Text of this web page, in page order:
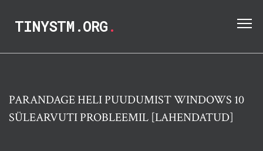
TINYSTM.ORG.
PARANDAGE HELI PUUDUMIST WINDOWS 10
SÜLEARVUTI PROBLEEMIL [LAHENDATUD]